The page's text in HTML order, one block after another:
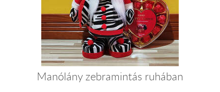
Manólány zebramintás ruhában